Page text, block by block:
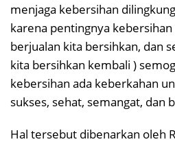
menjaga kebersihan
karena pentingnya
berjualan kita bersihkan, dan
kita bersihkan kembali )
kebersihan ada keberkahan
sukses, sehat, semangat, dan
Hal tersebut dibenarkan oleh